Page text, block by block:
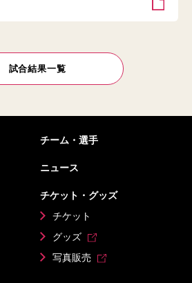
試合結果一覧
チーム・選手
ニュース
チケット・グッズ
チケット
グッズ
写真販売